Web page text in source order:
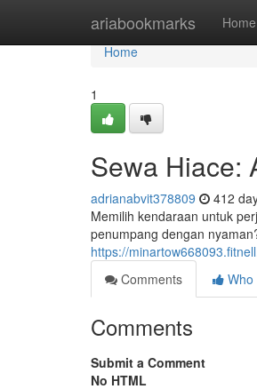
ariabookmarks Home
Home
Home
1
Sewa Hiace:
adrianabvit378809 412
Memilih kendaraan untuk
penumpang dengan
https://
Comments
Who
Comments
Submit a Comment
No HTML